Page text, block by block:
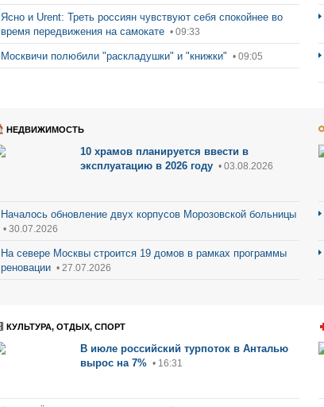
Ясно и Urent: Треть россиян чувствуют себя спокойнее во
время передвижения на самокате • 09:33
Москвичи полюбили "раскладушки" и "книжки" • 09:05
НЕДВИЖИМОСТЬ
10 храмов планируется ввести в
эксплуатацию в 2026 году • 03.08.2026
Началось обновление двух корпусов Морозовской больницы
• 30.07.2026
На севере Москвы строится 19 домов в рамках программы
реновации • 27.07.2026
КУЛЬТУРА, ОТДЫХ, СПОРТ
В июле российский турпоток в Анталью
вырос на 7% • 16:31